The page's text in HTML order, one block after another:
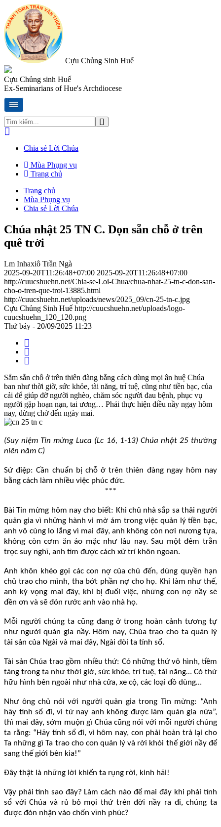
Cựu Chủng Sinh Huế
Cựu Chủng sinh Huế
Ex-Seminarians of Hue's Archdiocese
Chia sẻ Lời Chúa
Mùa Phụng vụ
Trang chủ
Trang chủ
Mùa Phụng vụ
Chia sẻ Lời Chúa
Chúa nhật 25 TN C. Dọn sẵn chỗ ở trên
quê trời
Lm Inhaxiô Trần Ngà
2025-09-20T11:26:48+07:00 2025-09-20T11:26:48+07:00
http://cuucshuehn.net/Chia-se-Loi-Chua/chua-nhat-25-tn-c-don-san-
cho-o-tren-que-troi-13885.html
http://cuucshuehn.net/uploads/news/2025_09/cn-25-tn-c.jpg
Cựu Chủng Sinh Huế http://cuucshuehn.net/uploads/logo-
cuucshuehn_120_120.png
Thứ bảy - 20/09/2025 11:23
Sắm sẵn chỗ ở trên thiên đàng bằng cách dùng mọi ân huệ Chúa
ban như thời giờ, sức khỏe, tài năng, trí tuệ, cũng như tiền bạc, của
cải để giúp đỡ người nghèo, chăm sóc người đau bệnh, phục vụ
người gặp hoạn nạn, tai ương… Phải thực hiện điều nầy ngay hôm
nay, đừng chờ đến ngày mai.
(Suy niệm Tin mừng Luca (Lc 16, 1-13) Chúa nhật 25 thường
niên năm C)
Sứ điệp: Cần chuẩn bị chỗ ở trên thiên đàng ngay hôm nay
bằng cách làm nhiều việc phúc đức.
***
Bài Tin mừng hôm nay cho biết: Khi chủ nhà sắp sa thải người
quản gia vì những hành vi mờ ám trong việc quản lý tiền bạc,
anh vô cùng lo lắng vì mai đây, anh không còn nơi nương tựa,
không còn cơm ăn áo mặc như lâu nay. Sau một đêm trằn
trọc suy nghĩ, anh tìm được cách xử trí khôn ngoan.
Anh khôn khéo gọi các con nợ của chủ đến, dùng quyền hạn
chủ trao cho mình, tha bớt phần nợ cho họ. Khi làm như thế,
anh kỳ vọng mai đây, khi bị đuổi việc, những con nợ nầy sẽ
đền ơn và sẽ đón rước anh vào nhà họ.
Mỗi người chúng ta cũng đang ở trong hoàn cảnh tương tự
như người quản gia nầy. Hôm nay, Chúa trao cho ta quản lý
tài sản của Ngài và mai đây, Ngài đòi ta tính sổ.
Tài sản Chúa trao gồm nhiều thứ: Có những thứ vô hình, tiềm
tàng trong ta như thời giờ, sức khỏe, trí tuệ, tài năng… Có thứ
hữu hình bên ngoài như nhà cửa, xe cộ, các loại đồ dùng…
Như ông chủ nói với người quản gia trong Tin mừng: “Anh
hãy tính sổ đi, vì từ nay anh không được làm quản gia nữa”,
thì mai đây, sớm muộn gì Chúa cũng nói với mỗi người chúng
ta rằng: “Hãy tính sổ đi, vì hôm nay, con phải hoàn trả lại cho
Ta những gì Ta trao cho con quản lý và rời khỏi thế giới nầy để
sang thế giới bên kia!”
Đây thật là những lời khiến ta rụng rời, kinh hãi!
Vậy phải tính sao đây? Làm cách nào để mai đây khi phải tính
sổ với Chúa và rủ bỏ mọi thứ trên đời nầy ra đi, chúng ta
được đón nhận vào chốn vĩnh phúc?